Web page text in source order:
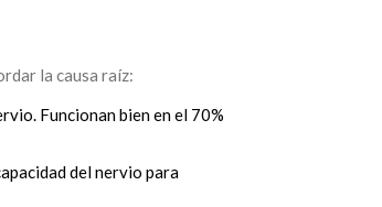
la causa raíz:
Funcionan bien en el 70%
del nervio para